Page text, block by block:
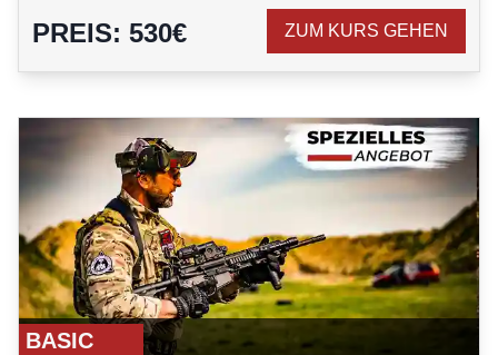
PREIS: 530€ ZUM KURS GEHEN
BASIC